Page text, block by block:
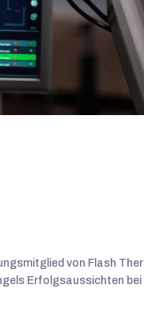
von Flash
Erfolgsaussichten